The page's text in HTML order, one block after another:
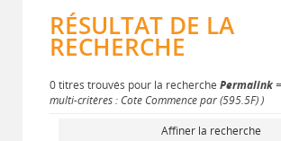
RÉSULTAT DE LA
RECHERCHE
0 titres trouvés pour la recherche Permalink
multi-critères : Cote Commence par (595.5F) )
Affiner la recherche